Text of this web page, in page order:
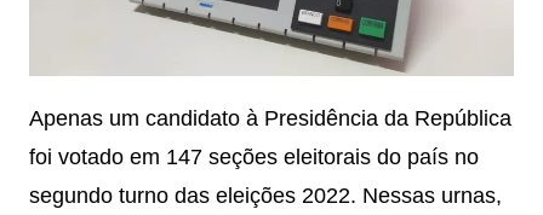
Apenas um candidato à Presidência da República
foi votado em 147 seções eleitorais do país no
segundo turno das eleições 2022. Nessas urnas,